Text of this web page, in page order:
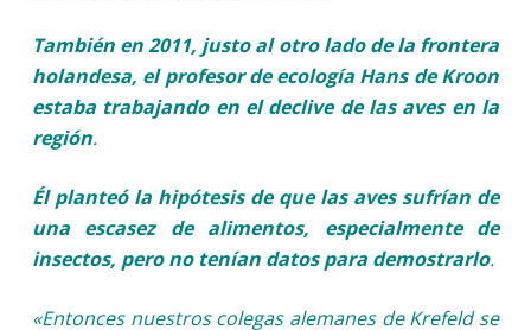
También en 2011, justo al otro lado de la frontera
holandesa, el profesor de ecología Hans de Kroon
estaba trabajando en el declive de las aves en la
región.
Él planteó la hipótesis de que las aves sufrían de
una escasez de alimentos, especialmente de
insectos, pero no tenían datos para demostrarlo.
«Entonces nuestros colegas alemanes de Krefeld se